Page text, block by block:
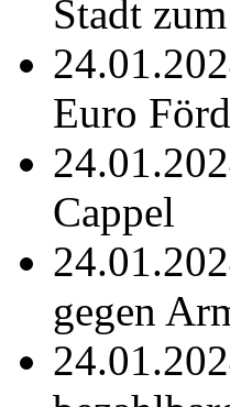
Stadt
Euro
Cappel
gegen